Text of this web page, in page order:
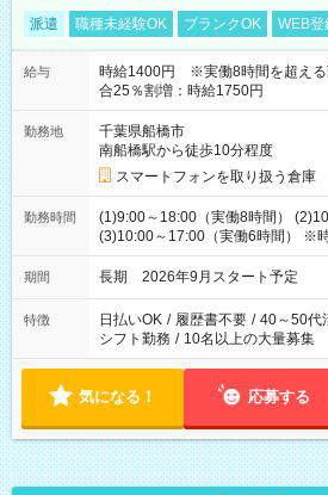
派遣 職種未経験OK ブランクOK WEB登
給与
時給1400円 ※実働8時間を超える
合25％割増：時給1750円
勤務地
千葉県船橋市
南船橋駅から徒歩10分程度
スマートフォンを取り扱う倉庫
勤務時間
(1)9:00～18:00（実働8時間）
(3)10:00～17:00（実働6時間） ※
期間 長期 2026年9月スタート予定
特徴 日払いOK / 履歴書不要 / 40～50代
シフト勤務 / 10名以上の大量募集
気になる！ 応募する